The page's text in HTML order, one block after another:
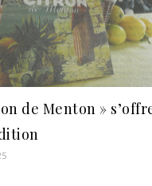
de Menton »